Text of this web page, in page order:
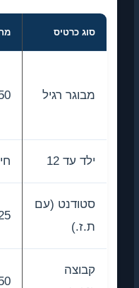
סוג כרטיס מחיר
מבוגר רגיל €4.50
ילד עד 12 חינם
סטודנט (עם
ת.ז.)
€2.25
קבוצה
€3.50/אדם